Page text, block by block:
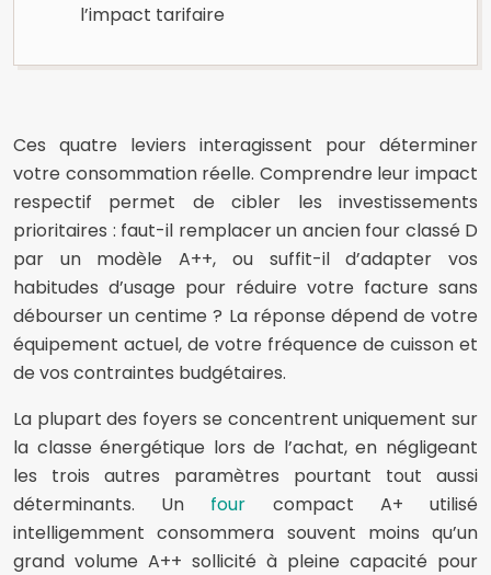
l’impact tarifaire
Ces quatre leviers interagissent pour déterminer
votre consommation réelle. Comprendre leur impact
respectif permet de cibler les investissements
prioritaires : faut-il remplacer un ancien four classé D
par un modèle A++, ou suffit-il d’adapter vos
habitudes d’usage pour réduire votre facture sans
débourser un centime ? La réponse dépend de votre
équipement actuel, de votre fréquence de cuisson et
de vos contraintes budgétaires.
La plupart des foyers se concentrent uniquement sur
la classe énergétique lors de l’achat, en négligeant
les trois autres paramètres pourtant tout aussi
déterminants. Un four compact A+ utilisé
intelligemment consommera souvent moins qu’un
grand volume A++ sollicité à pleine capacité pour